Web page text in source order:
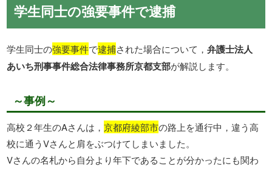
学生同士の強要事件で逮捕
学生同士の強要事件で逮捕された場合について，弁護士法人
あいち刑事事件総合法律事務所京都支部が解説します。
～事例～
高校２年生のAさんは，京都府綾部市の路上を通行中，違う高
校に通うVさんと肩をぶつけてしまいました。
Vさんの名札から自分より年下であることが分かったにも関わ